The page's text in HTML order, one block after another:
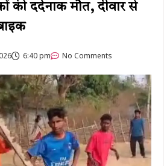
की दर्दनाक मौत, दीवार से
6:40 pm No Comments